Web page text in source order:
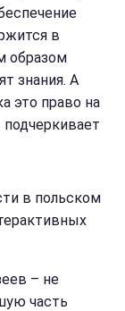
в
образом
знания. А
это право на
в польском
– не
часть